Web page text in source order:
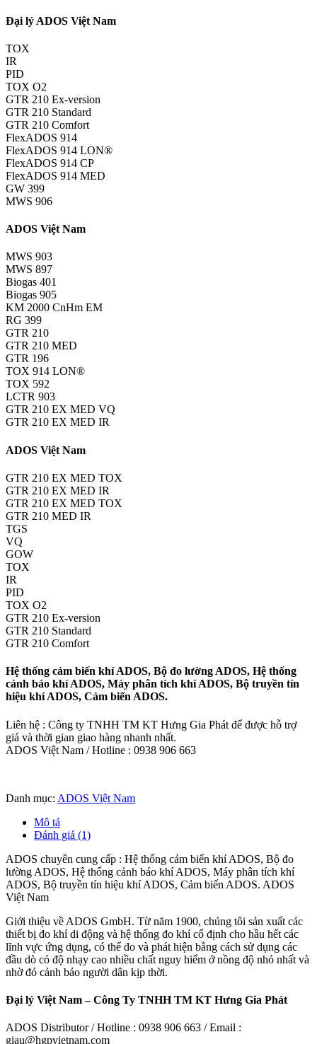
Đại lý ADOS Việt Nam
TOX
IR
PID
TOX O2
GTR 210 Ex-version
GTR 210 Standard
GTR 210 Comfort
FlexADOS 914
FlexADOS 914 LON®
FlexADOS 914 CP
FlexADOS 914 MED
GW 399
MWS 906
ADOS Việt Nam
MWS 903
MWS 897
Biogas 401
Biogas 905
KM 2000 CnHm EM
RG 399
GTR 210
GTR 210 MED
GTR 196
TOX 914 LON®
TOX 592
LCTR 903
GTR 210 EX MED VQ
GTR 210 EX MED IR
ADOS Việt Nam
GTR 210 EX MED TOX
GTR 210 EX MED IR
GTR 210 EX MED TOX
GTR 210 MED IR
TGS
VQ
GOW
TOX
IR
PID
TOX O2
GTR 210 Ex-version
GTR 210 Standard
GTR 210 Comfort
Hệ thống cảm biến khí ADOS, Bộ đo lường ADOS, Hệ thống
cảnh báo khí ADOS, Máy phân tích khí ADOS, Bộ truyền tín
hiệu khí ADOS, Cảm biến ADOS.
Liên hệ : Công ty TNHH TM KT Hưng Gia Phát để được hỗ trợ
giá và thời gian giao hàng nhanh nhất.
ADOS Việt Nam / Hotline : 0938 906 663
Danh mục: ADOS Việt Nam
Mô tả
Đánh giá (1)
ADOS chuyên cung cấp : Hệ thống cảm biến khí ADOS, Bộ đo
lường ADOS, Hệ thống cảnh báo khí ADOS, Máy phân tích khí
ADOS, Bộ truyền tín hiệu khí ADOS, Cảm biến ADOS. ADOS
Việt Nam
Giới thiệu về ADOS GmbH. Từ năm 1900, chúng tôi sản xuất các
thiết bị đo khí di động và hệ thống đo khí cố định cho hầu hết các
lĩnh vực ứng dụng, có thể đo và phát hiện bằng cách sử dụng các
đầu dò có độ nhạy cao nhiều chất nguy hiểm ở nồng độ nhỏ nhất và
nhờ đó cảnh báo người dân kịp thời.
Đại lý Việt Nam – Công Ty TNHH TM KT Hưng Gia Phát
ADOS Distributor / Hotline : 0938 906 663 / Email :
giau@hgpvietnam.com